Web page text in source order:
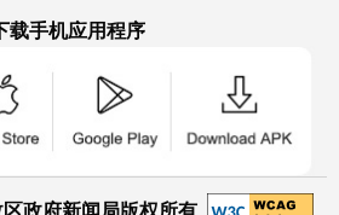
载手机应用程序